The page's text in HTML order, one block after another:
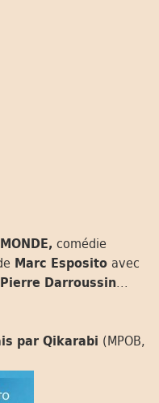
comédie
Marc Esposito avec
Darroussin...
par Qikarabi (MPOB,